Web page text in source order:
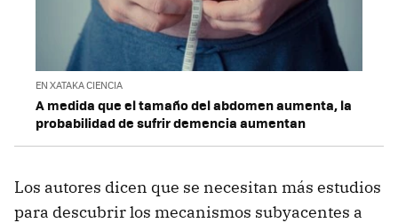
EN XATAKA CIENCIA
A medida que el tamaño del abdomen aumenta, la
probabilidad de sufrir demencia aumentan
Los autores dicen que se necesitan más estudios
para descubrir los mecanismos subyacentes a